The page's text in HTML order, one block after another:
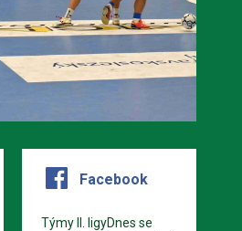
Facebook
Týmy II. ligyDnes se